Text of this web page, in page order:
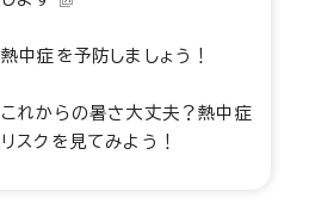
熱中症を予防しましょう！
これからの暑さ大丈夫？熱中症
リスクを見てみよう！